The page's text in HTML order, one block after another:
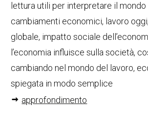
lettura utili per interpretare il mondo
cambiamenti economici, lavoro
globale, impatto sociale
l’economia influisce sulla società,
cambiando nel mondo del lavoro,
spiegata in modo semplice
approfondimento